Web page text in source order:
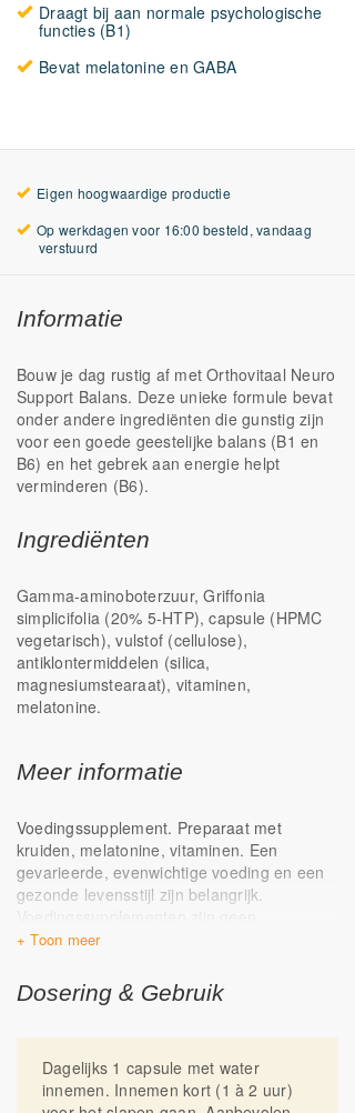
Draagt bij aan normale psychologische
functies (B1)
Bevat melatonine en GABA
Eigen hoogwaardige productie
Op werkdagen voor 16:00 besteld, vandaag
verstuurd
Informatie
Bouw je dag rustig af met Orthovitaal Neuro
Support Balans. Deze unieke formule bevat
onder andere ingrediënten die gunstig zijn
voor een goede geestelijke balans (B1 en
B6) en het gebrek aan energie helpt
verminderen (B6).
Ingrediënten
Gamma-aminoboterzuur, Griffonia
simplicifolia (20% 5-HTP), capsule (HPMC
vegetarisch), vulstof (cellulose),
antiklontermiddelen (silica,
magnesiumstearaat), vitaminen,
melatonine.
Meer informatie
Voedingssupplement. Preparaat met
kruiden, melatonine, vitaminen. Een
gevarieerde, evenwichtige voeding en een
gezonde levensstijl zijn belangrijk.
Voedingssupplementen zijn geen
vervanging van een gevarieerde voeding.
Niet gebruiken bij zwangerschap en
borstvoeding. Dit voedingssupplement is
medicijnen die de hersenstofwisseling
beïnvloeden, zoals antidepressiva en
Dosering & Gebruik
Dagelijks 1 capsule met water
innemen. Innemen kort (1 à 2 uur)